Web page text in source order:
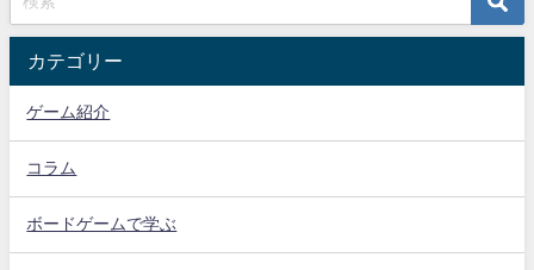
カテゴリー
ゲーム紹介
コラム
ボードゲームで学ぶ